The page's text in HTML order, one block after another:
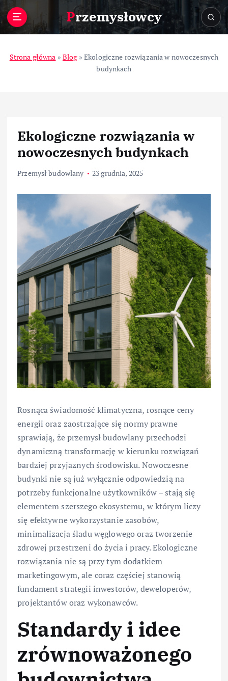
Przemysłowcy
Strona główna » Blog» Ekologiczne rozwiązania w nowoczesnych
budynkach
Ekologiczne rozwiązania w
nowoczesnych budynkach
Przemysł budowlany 23 grudnia, 2025
Rosnąca świadomość klimatyczna, rosnące ceny
energii oraz zaostrzające się normy prawne
sprawiają, że przemysł budowlany przechodzi
dynamiczną transformację w kierunku rozwiązań
bardziej przyjaznych środowisku. Nowoczesne
budynki nie są już wyłącznie odpowiedzią na
potrzeby funkcjonalne użytkowników – stają się
elementem szerszego ekosystemu, w którym liczy
się efektywne wykorzystanie zasobów,
minimalizacja śladu węglowego oraz tworzenie
zdrowej przestrzeni do życia i pracy. Ekologiczne
rozwiązania nie są przy tym dodatkiem
marketingowym, ale coraz częściej stanowią
fundament strategii inwestorów, deweloperów,
projektantów oraz wykonawców.
Standardy i idee
zrównoważonego